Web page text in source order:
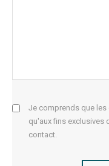
Je comprends que
qu'aux fins exclusives
contact.